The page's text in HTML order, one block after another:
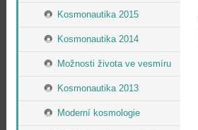
Kosmonautika 2015
Kosmonautika 2014
Možnosti života ve vesmíru
Kosmonautika 2013
Moderní kosmologie